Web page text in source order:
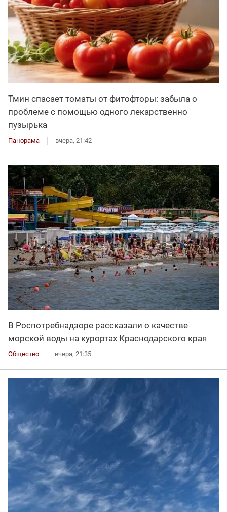
Тмин спасает томаты от фитофторы: забыла о
проблеме с помощью одного лекарственно
пузырька
Панорама вчера, 21:42
В Роспотребнадзоре рассказали о качестве
морской воды на курортах Краснодарского края
Общество вчера, 21:35